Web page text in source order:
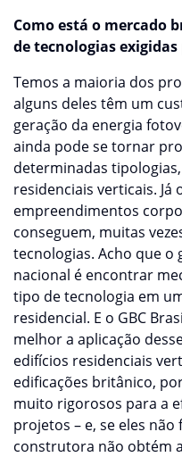
Como está o mercado
de tecnologias
Temos a maioria dos
alguns deles têm um
geração da energia
ainda pode se tornar
determinadas
residenciais verticais.
empreendimentos
conseguem, muitas
tecnologias. Acho que o
nacional é encontrar
tipo de tecnologia em
residencial. E o GBC
melhor a aplicação
edifícios residenciais
edificações britânico,
muito rigorosos para a
projetos – e, se eles
construtora não obtém